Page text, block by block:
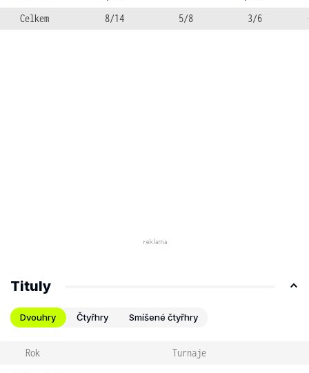
Celkem 8/14 5/8 3/6
Tituly
Dvouhry Čtyřhry Smíšené čtyřhry
Rok Turnaje